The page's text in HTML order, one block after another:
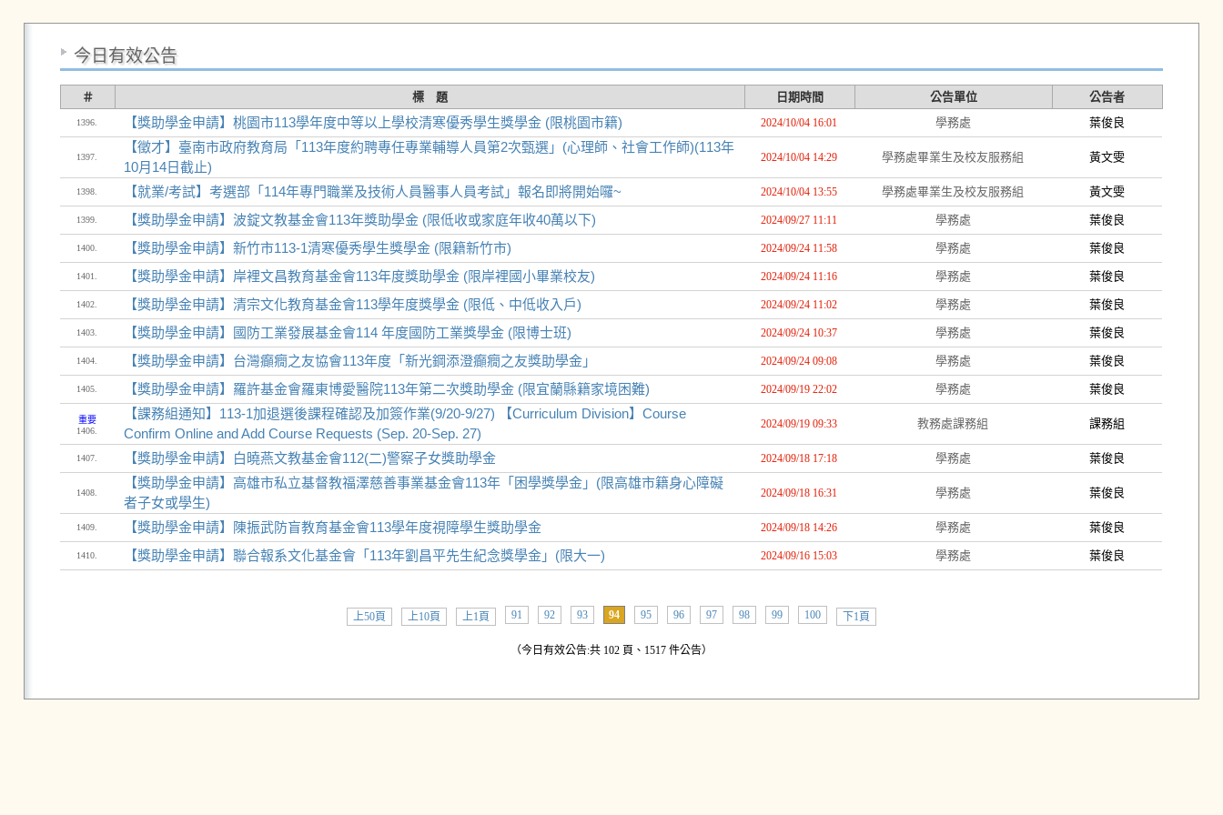
今日有效公告
＃ 標 題 日期時間 公告單位 公告者
1396. 【獎助學金申請】桃園市113學年度中等以上學校清寒優秀學生獎學金 (限桃園市籍) 2024/10/04 16:01 學務處 葉俊良
1397.
【徵才】臺南市政府教育局「113年度約聘專任專業輔導人員第2次甄選」(心理師、社會工作師)(113年
10月14日截止)
2024/10/04 14:29 學務處畢業生及校友服務組 黃文雯
1398. 【就業/考試】考選部「114年專門職業及技術人員醫事人員考試」報名即將開始囉~ 2024/10/04 13:55 學務處畢業生及校友服務組 黃文雯
1399. 【獎助學金申請】波錠文教基金會113年獎助學金 (限低收或家庭年收40萬以下) 2024/09/27 11:11 學務處 葉俊良
1400. 【獎助學金申請】新竹市113-1清寒優秀學生獎學金 (限籍新竹市) 2024/09/24 11:58 學務處 葉俊良
1401. 【獎助學金申請】岸裡文昌教育基金會113年度獎助學金 (限岸裡國小畢業校友) 2024/09/24 11:16 學務處 葉俊良
1402. 【獎助學金申請】清宗文化教育基金會113學年度獎學金 (限低、中低收入戶) 2024/09/24 11:02 學務處 葉俊良
1403. 【獎助學金申請】國防工業發展基金會114 年度國防工業獎學金 (限博士班) 2024/09/24 10:37 學務處 葉俊良
1404. 【獎助學金申請】台灣癲癇之友協會113年度「新光鋼添澄癲癇之友獎助學金」 2024/09/24 09:08 學務處 葉俊良
1405. 【獎助學金申請】羅許基金會羅東博愛醫院113年第二次獎助學金 (限宜蘭縣籍家境困難) 2024/09/19 22:02 學務處 葉俊良
重要
1406.
【課務組通知】113-1加退選後課程確認及加簽作業(9/20-9/27) 【Curriculum Division】Course
Confirm Online and Add Course Requests (Sep. 20-Sep. 27)
2024/09/19 09:33 教務處課務組 課務組
1407. 【獎助學金申請】白曉燕文教基金會112(二)警察子女獎助學金 2024/09/18 17:18 學務處 葉俊良
1408.
【獎助學金申請】高雄市私立基督教福澤慈善事業基金會113年「困學獎學金」(限高雄市籍身心障礙
者子女或學生)
2024/09/18 16:31 學務處 葉俊良
1409. 【獎助學金申請】陳振武防盲教育基金會113學年度視障學生獎助學金 2024/09/18 14:26 學務處 葉俊良
1410. 【獎助學金申請】聯合報系文化基金會「113年劉昌平先生紀念獎學金」(限大一) 2024/09/16 15:03 學務處 葉俊良
上50頁 上10頁 上1頁 91 92 93 94 95 96 97 98 99 100 下1頁
（今日有效公告:共 102 頁、1517 件公告）